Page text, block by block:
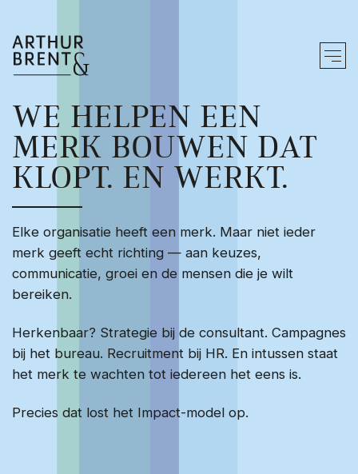
Zo werken wij
Merk bouwen
Merk activeren
We werken vanuit
Over ons
Contact
WE HELPEN EEN
MERK BOUWEN DAT
KLOPT. EN WERKT.
Elke organisatie heeft een merk. Maar niet ieder
merk geeft echt richting — aan keuzes,
communicatie, groei en de mensen die je wilt
bereiken.
Herkenbaar? Strategie bij de consultant. Campagnes
bij het bureau. Recruitment bij HR. En intussen staat
het merk te wachten tot iedereen het eens is.
Precies dat lost het Impact-model op.